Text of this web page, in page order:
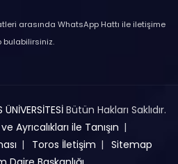
arasında WhatsApp Hattı ile iletişime
bulabilirsiniz.
Bütün Hakları Saklıdır.
Ayrıcalıkları ile Tanışın
Toros İletişim
Sitemap